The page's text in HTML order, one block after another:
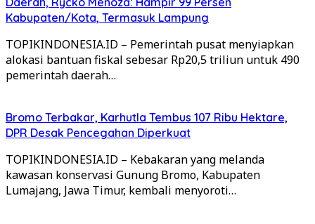
Kabupaten/Kota, Termasuk Lampung
TOPIKINDONESIA.ID – Pemerintah pusat menyiapkan
alokasi bantuan fiskal sebesar Rp20,5 triliun untuk 490
pemerintah daerah…
Bromo Terbakar, Karhutla Tembus 107 Ribu Hektare,
DPR Desak Pencegahan Diperkuat
TOPIKINDONESIA.ID – Kebakaran yang melanda
kawasan konservasi Gunung Bromo, Kabupaten
Lumajang, Jawa Timur, kembali menyoroti…